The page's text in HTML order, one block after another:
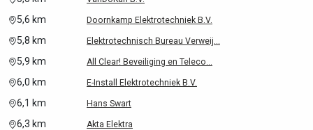
5,6 km Doornkamp Elektrotechniek B.V.
5,8 km Elektrotechnisch Bureau Verweij...
5,9 km All Clear! Beveiliging en Teleco...
6,0 km E-Install Elektrotechniek B.V.
6,1 km Hans Swart
6,3 km Akta Elektra